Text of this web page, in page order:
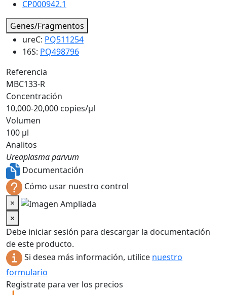
CP000942.1
Genes/Fragmentos
ureC: PQ511254
16S: PQ498796
Referencia
MBC133-R
Concentración
10,000-20,000 copies/µl
Volumen
100 µl
Analitos
Ureaplasma parvum
Documentación
Cómo usar nuestro control
×
×
Debe iniciar sesión para descargar la documentación
de este producto.
Si desea más información, utilice nuestro
formulario
Registrate para ver los precios